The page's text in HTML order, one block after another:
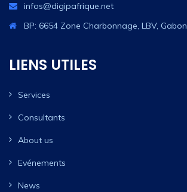
infos@digipafrique.net
BP: 6654 Zone Charbonnage, LBV, Gabon
LIENS UTILES
Services
Consultants
About us
Evénements
News